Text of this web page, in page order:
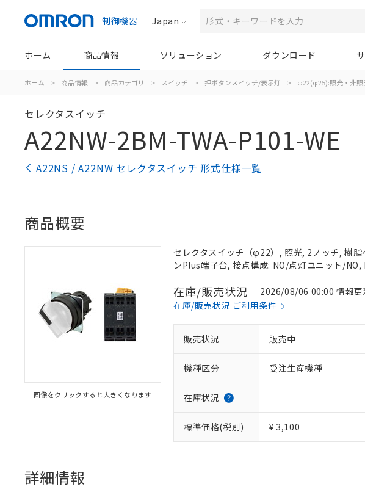
制御機器 Japan
ホーム 商品情報 ソリューション ダウンロード
ホーム > 商品情報 > 商品カテゴリ > スイッチ > 押ボタンスイッチ/表示灯 > φ22(φ25):照光・非照
セレクタスイッチ
A22NW-2BM-TWA-P101-WE
A22NS / A22NW セレクタスイッチ 形式仕様一覧
商品概要
画像をクリックすると大きくなります
セレクタスイッチ（φ22）, 照光, 2ノッチ, 樹
ンPlus端子台, 接点構成: NO/点灯ユニット/
在庫/販売状況
2026/08/06 00:00 情報更
在庫/販売状況 ご利用条件
販売状況 販売中
機種区分 受注生産機種
在庫状況
標準価格(税別) ¥ 3,100
詳細情報